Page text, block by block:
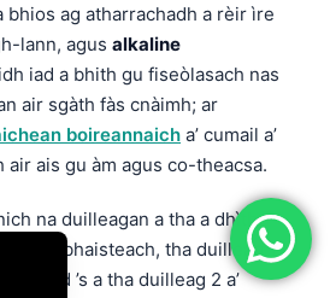
bhios ag atharrachadh a rèir ìre
lann, agus alkaline
iad a bhith gu fiseòlasach nas
air sgàth fàs cnàimh; ar
boireannaich a’ cumail a’
ais gu àm agus co-theacsa.
na duilleagan a tha a dhìth.
àbhaisteach, tha duilleag 1
fhad ’s a tha duilleag 2 a’